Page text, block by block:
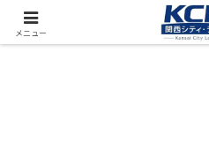
都市再開発をフィールド調査
メニュー